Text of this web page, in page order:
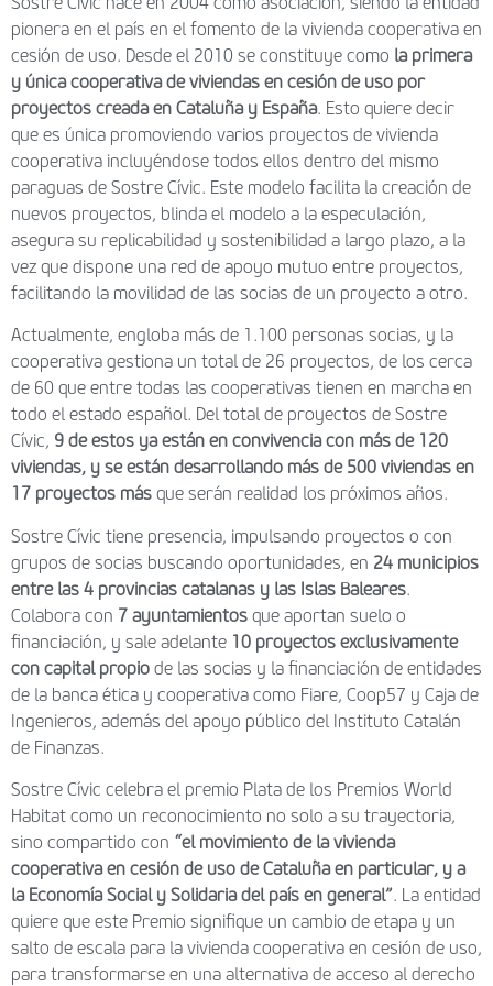
pionera en el país en el fomento de la vivienda cooperativa en
cesión de uso. Desde el 2010 se constituye como la primera
y única cooperativa de viviendas en cesión de uso por
proyectos creada en Cataluña y España. Esto quiere decir
que es única promoviendo varios proyectos de vivienda
cooperativa incluyéndose todos ellos dentro del mismo
paraguas de Sostre Cívic. Este modelo facilita la creación de
nuevos proyectos, blinda el modelo a la especulación,
asegura su replicabilidad y sostenibilidad a largo plazo, a la
vez que dispone una red de apoyo mutuo entre proyectos,
facilitando la movilidad de las socias de un proyecto a otro.
Actualmente, engloba más de 1.100 personas socias, y la
cooperativa gestiona un total de 26 proyectos, de los cerca
de 60 que entre todas las cooperativas tienen en marcha en
todo el estado español. Del total de proyectos de Sostre
Cívic, 9 de estos ya están en convivencia con más de 120
viviendas, y se están desarrollando más de 500 viviendas en
17 proyectos más que serán realidad los próximos años.
Sostre Cívic tiene presencia, impulsando proyectos o con
grupos de socias buscando oportunidades, en 24 municipios
entre las 4 provincias catalanas y las Islas Baleares.
Colabora con 7 ayuntamientos que aportan suelo o
financiación, y sale adelante 10 proyectos exclusivamente
con capital propio de las socias y la financiación de entidades
de la banca ética y cooperativa como Fiare, Coop57 y Caja de
Ingenieros, además del apoyo público del Instituto Catalán
de Finanzas.
Sostre Cívic celebra el premio Plata de los Premios World
Habitat como un reconocimiento no solo a su trayectoria,
sino compartido con “el movimiento de la vivienda
cooperativa en cesión de uso de Cataluña en particular, y a
la Economía Social y Solidaria del país en general”. La entidad
quiere que este Premio signifique un cambio de etapa y un
salto de escala para la vivienda cooperativa en cesión de uso,
para transformarse en una alternativa de acceso al derecho